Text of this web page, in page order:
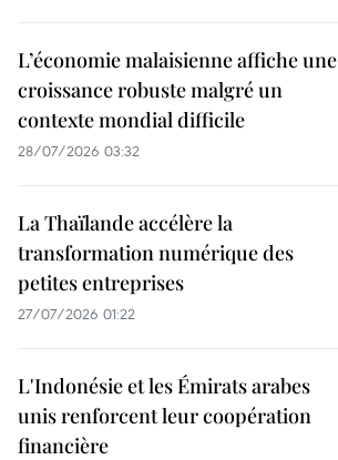
L’économie malaisienne affiche une
croissance robuste malgré un
contexte mondial difficile
28/07/2026 03:32
La Thaïlande accélère la
transformation numérique des
petites entreprises
27/07/2026 01:22
L'Indonésie et les Émirats arabes
unis renforcent leur coopération
financière